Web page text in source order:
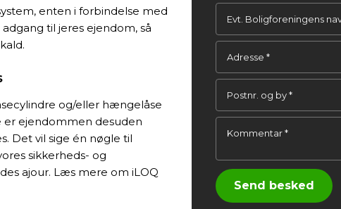
enten i forbindelse med
til jeres ejendom, så
og/eller hængelåse
er ejendommen desuden
Det vil sige én nøgle til
sikkerheds- og
ajour. Læs mere om iLOQ